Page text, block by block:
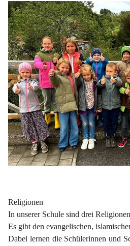
Religionen
In unserer Schule sind drei
Es gibt den evangelischen,
Dabei lernen die Schülerinnen und